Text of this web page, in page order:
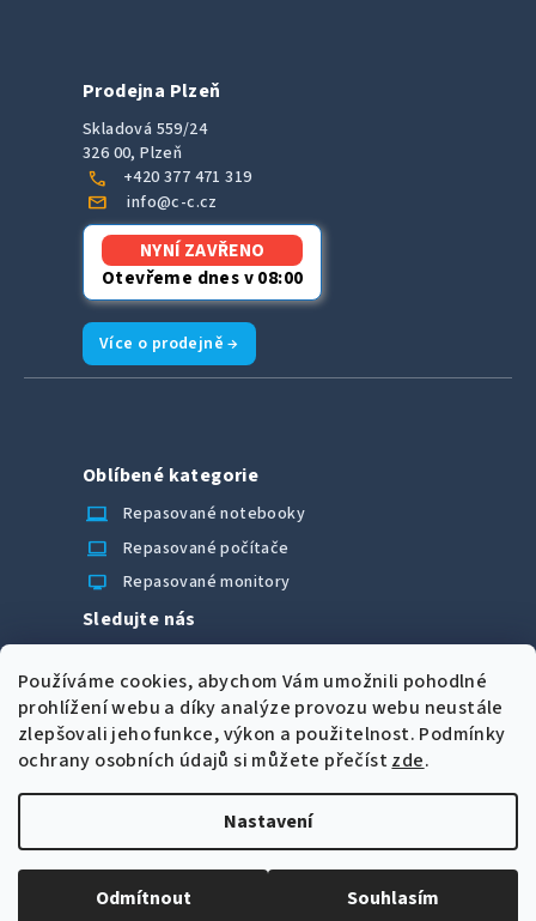
Používáme cookies, abychom Vám umožnili pohodlné
prohlížení webu a díky analýze provozu webu neustále
zlepšovali jeho funkce, výkon a použitelnost. Podmínky
ochrany osobních údajů si můžete přečíst zde.
Nastavení
Odmítnout Souhlasím
Prodejna Plzeň
Skladová 559/24
326 00, Plzeň
call +420 377 471 319
mail info@c-c.cz
NYNÍ ZAVŘENO
Otevřeme dnes v 08:00
Více o prodejně →
Oblíbené kategorie
laptop_chromebook
Repasované notebooky
computer Repasované počítače
monitor Repasované monitory
Sledujte nás
Možnosti úhrady
Upravit nastavení cookies